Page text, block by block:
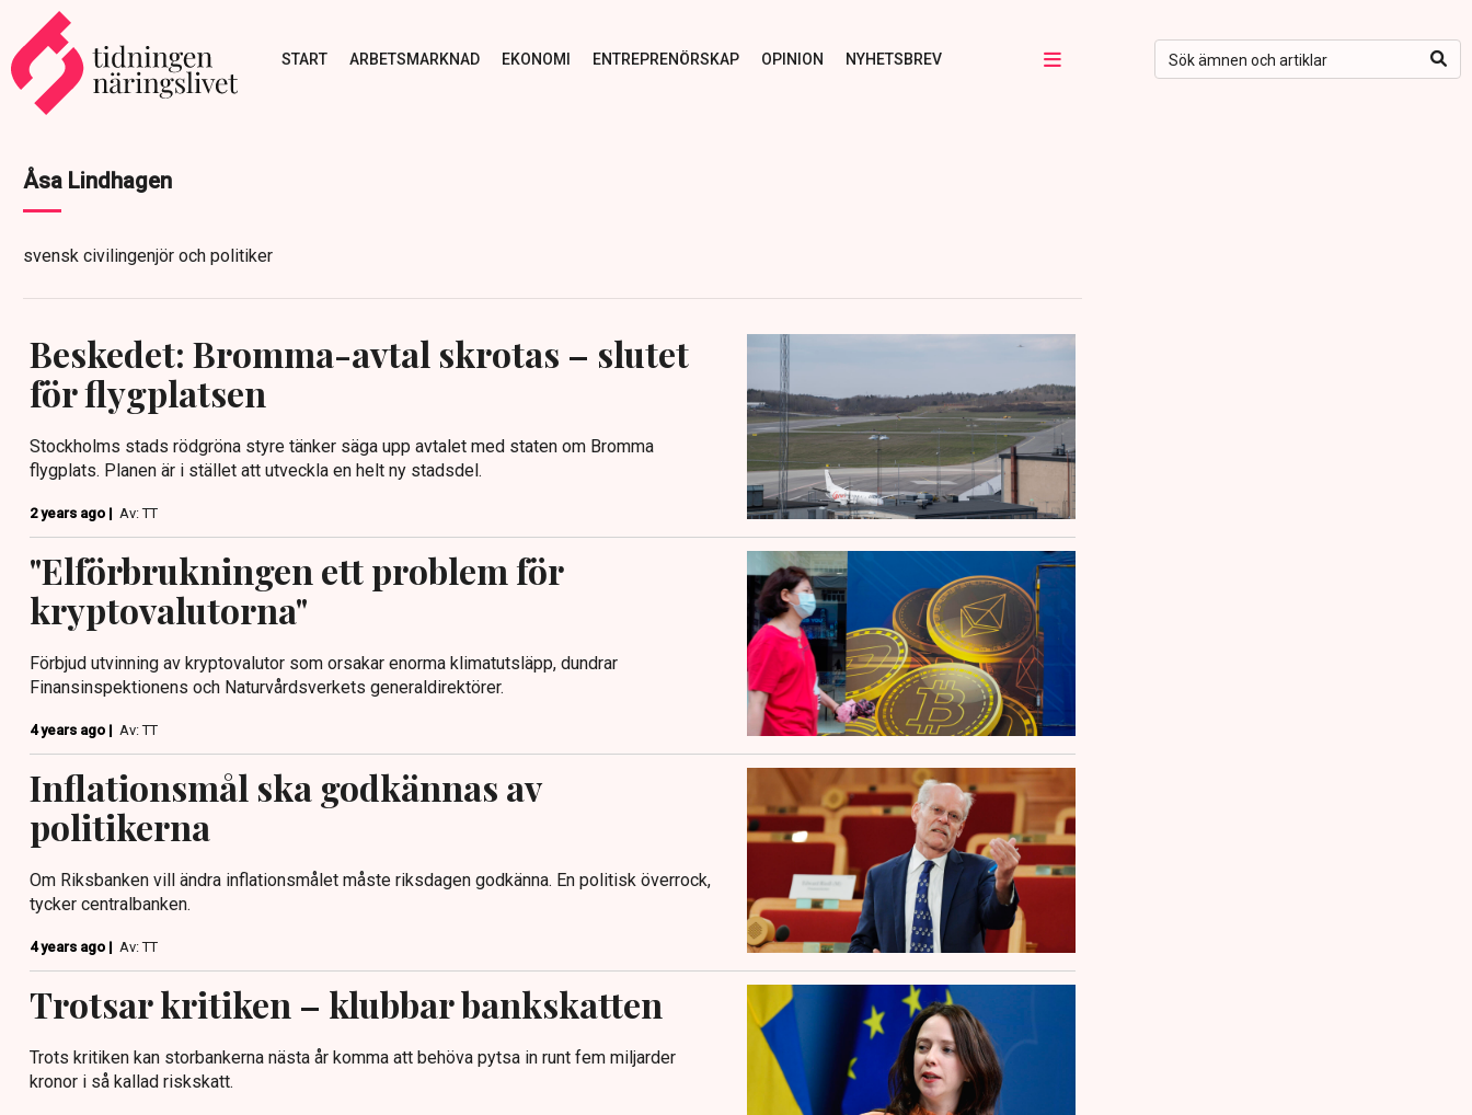
START ARBETSMARKNAD EKONOMI ENTREPRENÖRSKAP OPINION NYHETSBREV
Åsa Lindhagen
svensk civilingenjör och politiker
Beskedet: Bromma-avtal skrotas – slutet
för flygplatsen
Stockholms stads rödgröna styre tänker säga upp avtalet med staten om Bromma
flygplats. Planen är i stället att utveckla en helt ny stadsdel.
2 years ago | Av: TT
"Elförbrukningen ett problem för
kryptovalutorna"
Förbjud utvinning av kryptovalutor som orsakar enorma klimatutsläpp, dundrar
Finansinspektionens och Naturvårdsverkets generaldirektörer.
4 years ago | Av: TT
Inflationsmål ska godkännas av
politikerna
Om Riksbanken vill ändra inflationsmålet måste riksdagen godkänna. En politisk överrock,
tycker centralbanken.
4 years ago | Av: TT
Trotsar kritiken – klubbar bankskatten
Trots kritiken kan storbankerna nästa år komma att behöva pytsa in runt fem miljarder
kronor i så kallad riskskatt.